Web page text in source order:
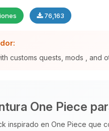
76,163
customs quests, mods , and
One Piece
inspirado en One Piece que